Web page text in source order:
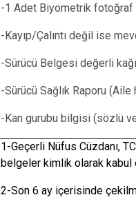
-1 Adet Biyometrik
-Kayıp/Çalıntı değil ise
-Sürücü Belgesi değerli
-Sürücü Sağlık Raporu
-Kan gurubu bilgisi (sözlü
1-Geçerli Nüfus Cüzdanı,
belgeler kimlik olarak
2-Son 6 ay içerisinde